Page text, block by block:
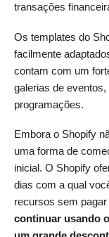
transações
Os templates do
facilmente
contam com um
galerias de
programações.
Embora o Shopify
uma forma de
inicial. O Shopify
dias com a qual
recursos sem pagar
continuar usando